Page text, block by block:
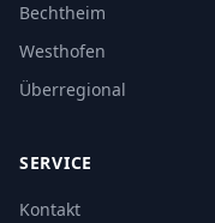
Bechtheim
Westhofen
Überregional
SERVICE
Kontakt